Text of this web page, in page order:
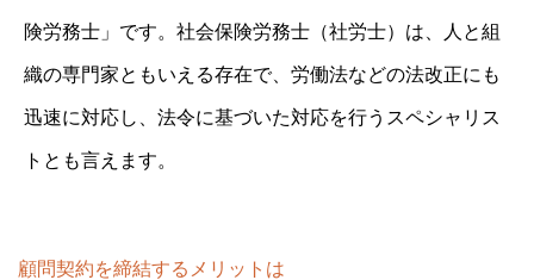
険労務士」です。社会保険労務士（社労士）は、人と組
織の専門家ともいえる存在で、労働法などの法改正にも
迅速に対応し、法令に基づいた対応を行うスペシャリス
トとも言えます。
顧問契約を締結するメリットは